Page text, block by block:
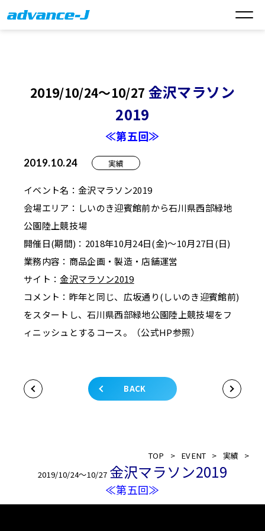
2019/10/24～10/27 金沢マラソン
2019
≪第五回≫
2019.10.24 実績
イベント名：金沢マラソン2019
会場エリア：しいのき迎賓館前から石川県西部緑地
公園陸上競技場
開催日(期間)：2018年10月24日(金)～10月27日(日)
業務内容：商品企画・製造・店舗運営
サイト：金沢マラソン2019
コメント：昨年と同じ、広坂通り(しいのき迎賓館前)
をスタートし、石川県西部緑地公園陸上競技場をフ
ィニッシュとするコース。（公式HP参照）
BACK
TOP > EVENT > 実績 >
2019/10/24～10/27 金沢マラソン2019
≪第五回≫